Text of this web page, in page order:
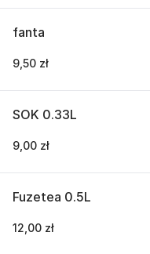
fanta
9,50 zł
SOK 0.33L
9,00 zł
Fuzetea 0.5L
12,00 zł